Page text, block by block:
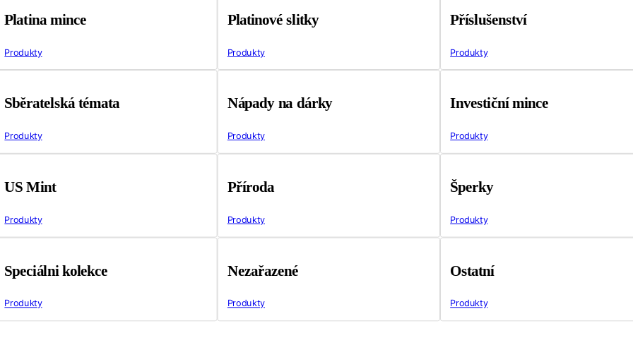
Platina mince
Produkty
Platinové slitky
Produkty
Příslušenství
Produkty
Sběratelská témata
Produkty
Nápady na dárky
Produkty
Investiční mince
Produkty
US Mint
Produkty
Příroda
Produkty
Šperky
Produkty
Speciálni kolekce
Produkty
Nezařazené
Produkty
Ostatní
Produkty